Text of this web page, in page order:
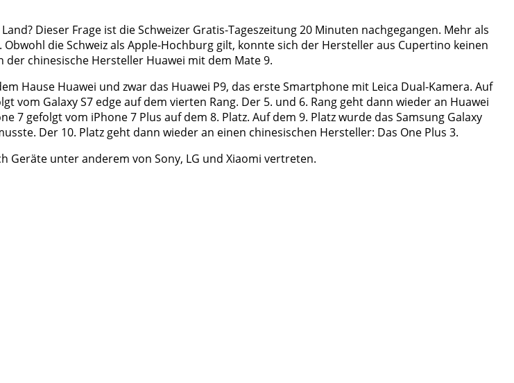
Dieser Frage ist die Schweizer Gratis-Tageszeitung 20 Minuten nachgegangen. Mehr als
die Schweiz als Apple-Hochburg gilt, konnte sich der Hersteller aus Cupertino keinen
chinesische Hersteller Huawei mit dem Mate 9.
Hause Huawei und zwar das Huawei P9, das erste Smartphone mit Leica Dual-Kamera. Auf
Galaxy S7 edge auf dem vierten Rang. Der 5. und 6. Rang geht dann wieder an Huawei
gefolgt vom iPhone 7 Plus auf dem 8. Platz. Auf dem 9. Platz wurde das Samsung Galaxy
Der 10. Platz geht dann wieder an einen chinesischen Hersteller: Das One Plus 3.
Geräte unter anderem von Sony, LG und Xiaomi vertreten.